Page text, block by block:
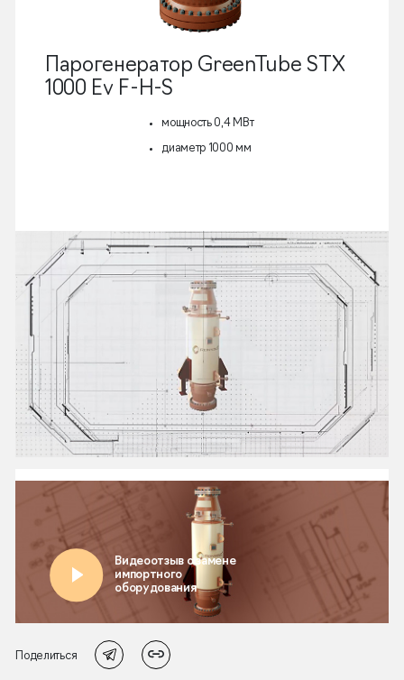
Парогенератор GreenTube STX
1000 Ev F-H-S
мощность 0,4 МВт
диаметр 1000 мм
Поделиться